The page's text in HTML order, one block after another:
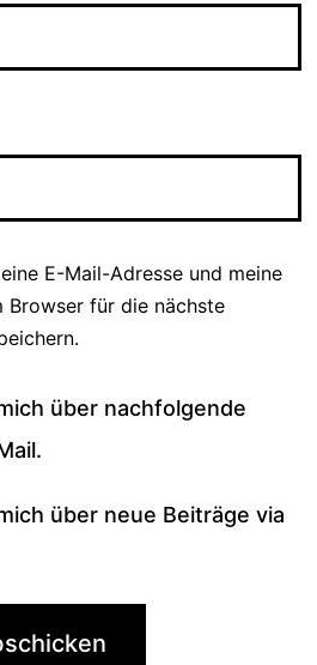
E-Mail-Adresse und meine
Browser für die nächste
über nachfolgende
über neue Beiträge via